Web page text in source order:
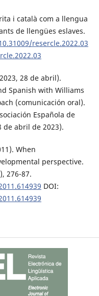
i català com a llengua
de llengües eslaves.
resercle.2022.03
28 de abril).
Spanish with Williams
(comunicación oral).
Española de
de abril de 2023).
When
perspective.
276-87.
DOI: